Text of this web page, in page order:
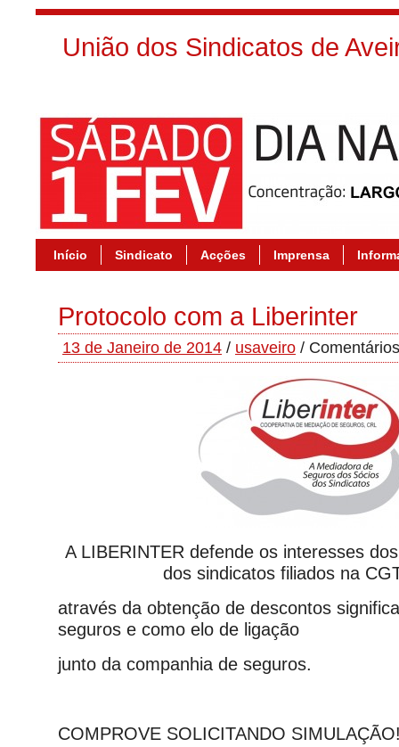
União dos Sindicatos de
Início Sindicato Acções Imprensa
Protocolo com a Liberinter
13 de Janeiro de 2014 / usaveiro /
A LIBERINTER defende os interesses
dos sindicatos filiados na
através da obtenção de descontos
seguros e como elo de ligação
junto da companhia de seguros.
COMPROVE SOLICITANDO